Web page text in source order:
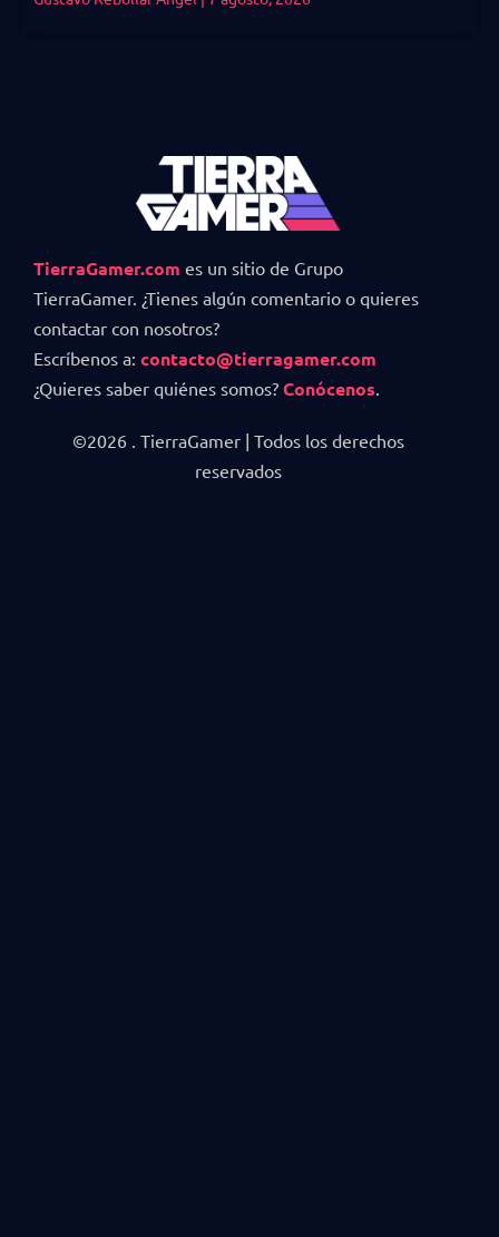
TierraGamer.com es un sitio de Grupo
TierraGamer. ¿Tienes algún comentario o quieres
contactar con nosotros?
Escríbenos a: contacto@tierragamer.com
¿Quieres saber quiénes somos? Conócenos
©2026 . TierraGamer | Todos los derechos
reservados